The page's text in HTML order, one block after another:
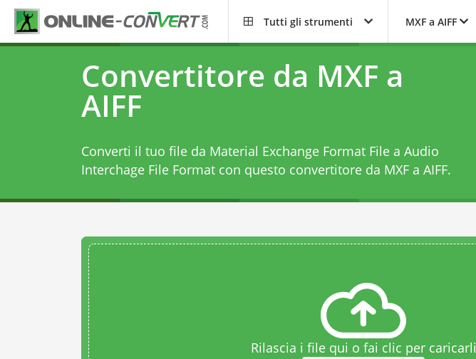
Tutti gli strumenti MXF a AIFF
Convertitore da MXF a
AIFF
Converti il tuo file da Material Exchange Format File a Audio
Interchage File Format con questo convertitore da MXF a AIFF.
Rilascia i file qui o fai clic per caricarli